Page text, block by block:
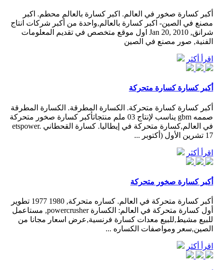
أكبر كسارة صخور في العالم. اكبر كسارة بالعالم محطم. اكبر
مصنع في الصين- اكبر كسارة بالعالم,واحدة من أكبر شركات انتاج
شرانق, Jan 20, 2010 اول موقع متخصص في تقديم المعلومات
الفنية, صور مصنع في الصين
اقرأ أكثر
أكبر كسارة كسارة متحركة
أكبر كسارة كسارة متحركة. الكسارة المطرقة. الكسارة المطرقة
صممه gbm يناسب لإنتاج 03 ملم منتجاتأكبر كسارة صخور متحركة
في العالم,كسارة متحركة في إيطاليا. كسارة القحطاني etspower.
17 تشرين الأول (أكتوبر ...
اقرأ أكثر
أكبر كسارة صخور متحركة
أكبر كسارة متحركة في العالم. كساره متحركة, 1980 1977 تطوير
أول كسارة متحركة في العالم: الكسارة powercrusher, مستاعمل
للبيع مشيط,للبيع معدات كسارة فرنسية,عرض اسعار مجانا من
الصين,سعر ومواصفات الكساره ...
اقرأ أكثر